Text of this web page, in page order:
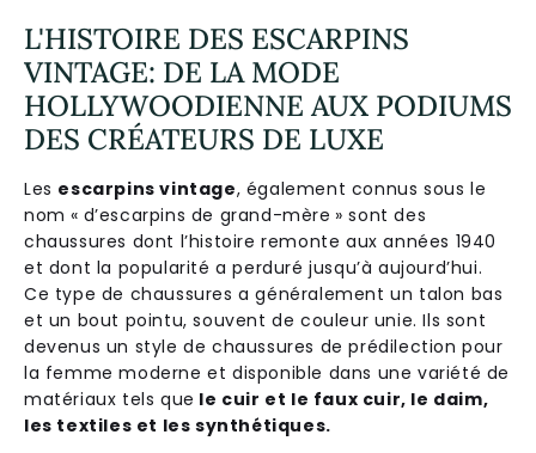
L'HISTOIRE DES ESCARPINS
VINTAGE: DE LA MODE
HOLLYWOODIENNE AUX PODIUMS
DES CRÉATEURS DE LUXE
Les escarpins vintage, également connus sous le
nom « d’escarpins de grand-mère » sont des
chaussures dont l’histoire remonte aux années 1940
et dont la popularité a perduré jusqu’à aujourd’hui.
Ce type de chaussures a généralement un talon bas
et un bout pointu, souvent de couleur unie. Ils sont
devenus un style de chaussures de prédilection pour
la femme moderne et disponible dans une variété de
matériaux tels que le cuir et le faux cuir, le daim,
les textiles et les synthétiques.